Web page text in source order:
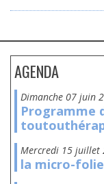
AGENDA
dimanche 07 juin
Programme
mercredi 15 juillet
la micro-